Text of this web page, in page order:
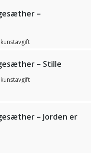
–
– Stille
– Jorden er